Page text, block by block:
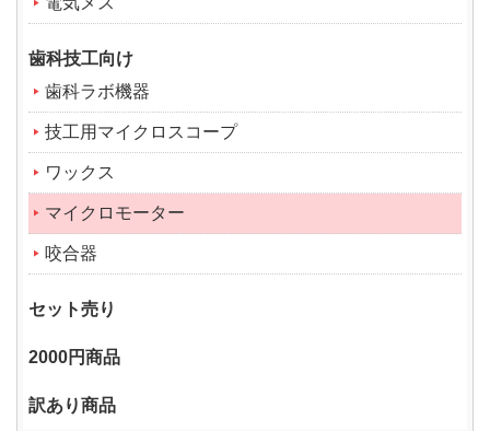
歯科技工向け
歯科ラボ機器
技工用マイクロスコープ
ワックス
マイクロモーター
咬合器
セット売り
2000円商品
訳あり商品